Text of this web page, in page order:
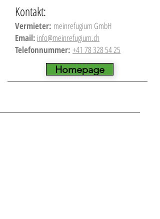
Kontakt:
Vermieter: meinrefugium GmbH
Email: info@meinrefugium.ch
Telefonnummer: +41 78 328 54 25
Homepage